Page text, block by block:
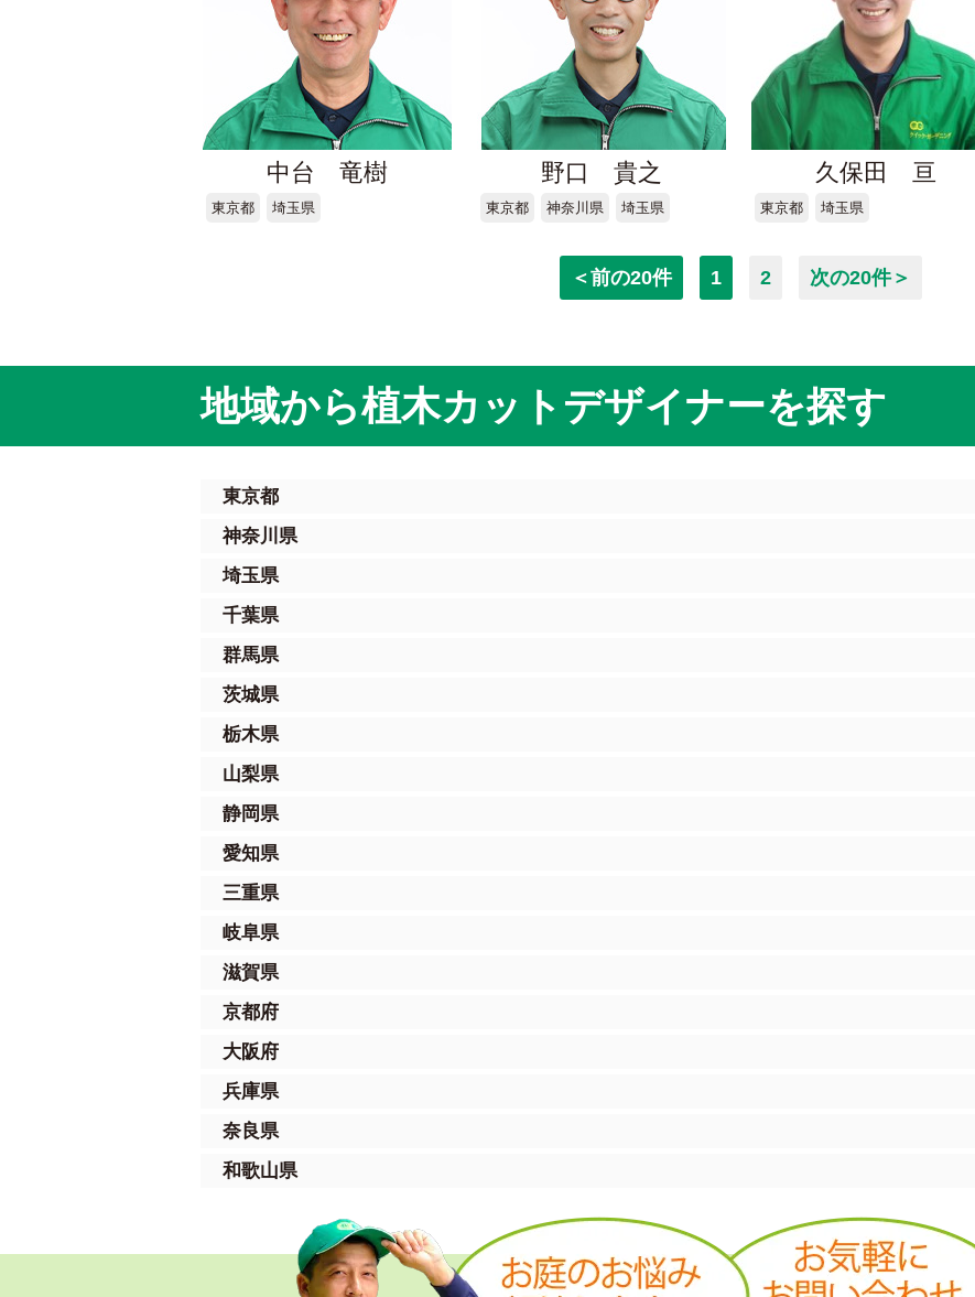
中台 竜樹
東京都 埼玉県
野口 貴之
東京都 神奈川県 埼玉県
久保田 亘
東京都 埼玉県
＜前の20件 1 2 次の20件＞
地域から植木カットデザイナーを探す
東京都
神奈川県
埼玉県
千葉県
群馬県
茨城県
栃木県
山梨県
静岡県
愛知県
三重県
岐阜県
滋賀県
京都府
大阪府
兵庫県
奈良県
和歌山県